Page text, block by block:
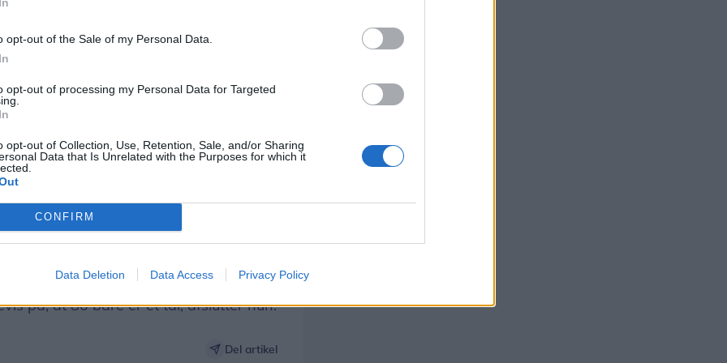
opt-out of the Sale of my Personal Data.
opt-out of processing my Personal Data for Targeted
opt-out of Collection, Use, Retention, Sale, and/or Sharing
Data that Is Unrelated with the Purposes for which it
CONFIRM
Data Deletion Data Access Privacy Policy
bureauchef Jeanette Vingaard glad for
mangeårige engagement.
Ikke kun på grund af sin erfaring,
med godt humør og altid er klar til at
af teamet, siger hun.
på udkig efter flere
og bureauchef Vingaard
en hindring.
på, at 80 bare er et tal, afslutter hun.
Del artikel